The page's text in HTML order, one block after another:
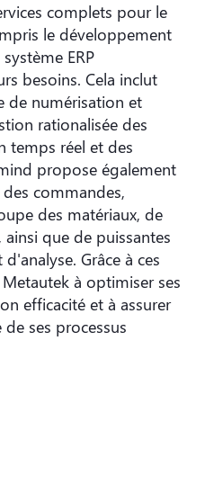
complets pour le
le développement
ERP
besoins. Cela inclut
de numérisation et
rationalisée des
temps réel et des
propose également
commandes,
des matériaux, de
que de puissantes
Grâce à ces
à optimiser ses
efficacité et à assurer
ses processus